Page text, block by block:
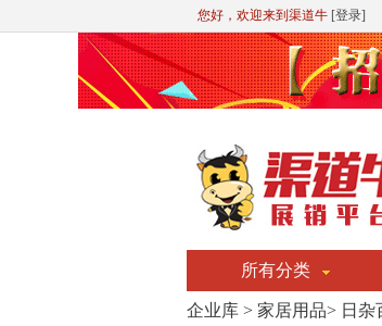
您好，欢迎来到渠道牛 [登录]
所有分类
企业库 > 家居用品> 日杂